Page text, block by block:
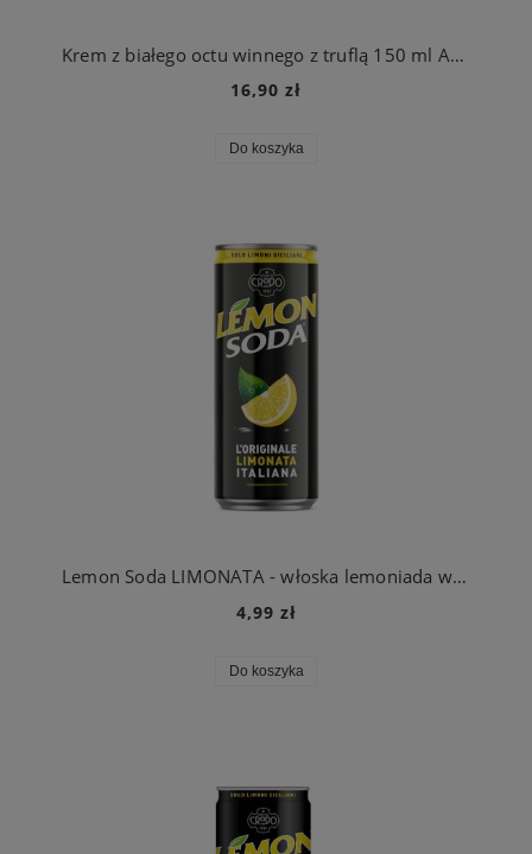
Krem z białego octu winnego z truflą 150 ml Andrea Milano
16,90 zł
Do koszyka
Lemon Soda LIMONATA - włoska lemoniada w puszce 330ml CYTRYNA Fonti di Crodo
4,99 zł
Do koszyka